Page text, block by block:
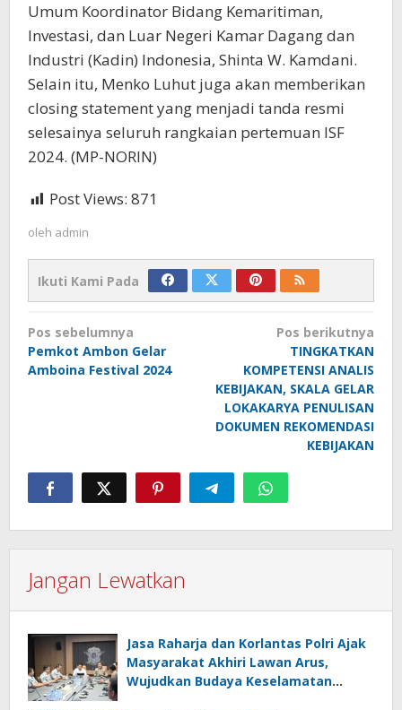
Umum Koordinator Bidang Kemaritiman,
Investasi, dan Luar Negeri Kamar Dagang dan
Industri (Kadin) Indonesia, Shinta W. Kamdani.
Selain itu, Menko Luhut juga akan memberikan
closing statement yang menjadi tanda resmi
selesainya seluruh rangkaian pertemuan ISF
2024. (MP-NORIN)
Post Views: 871
oleh admin
Ikuti Kami Pada
Navigasi
pos
Pos sebelumnya
Pemkot Ambon Gelar
Amboina Festival 2024
Pos berikutnya
TINGKATKAN
KOMPETENSI ANALIS
KEBIJAKAN, SKALA GELAR
LOKAKARYA PENULISAN
DOKUMEN REKOMENDASI
KEBIJAKAN
Jangan Lewatkan
Jasa Raharja dan Korlantas Polri Ajak
Masyarakat Akhiri Lawan Arus,
Wujudkan Budaya Keselamatan